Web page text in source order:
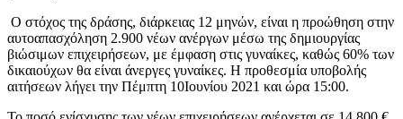
Ο στόχος της δράσης, διάρκειας 12 μηνών, είναι η προώθηση στην
αυτοαπασχόληση 2.900 νέων ανέργων μέσω της δημιουργίας
βιώσιμων επιχειρήσεων, με έμφαση στις γυναίκες, καθώς 60% των
δικαιούχων θα είναι άνεργες γυναίκες. Η προθεσμία υποβολής
αιτήσεων λήγει την Πέμπτη 10Ιουνίου 2021 και ώρα 15:00.